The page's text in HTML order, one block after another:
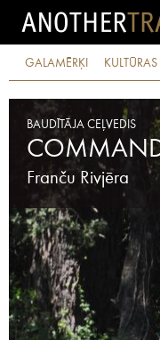
GALAMĒRĶI
BAUDĪTĀJA CEĻVEDIS
Franču Rivjēra